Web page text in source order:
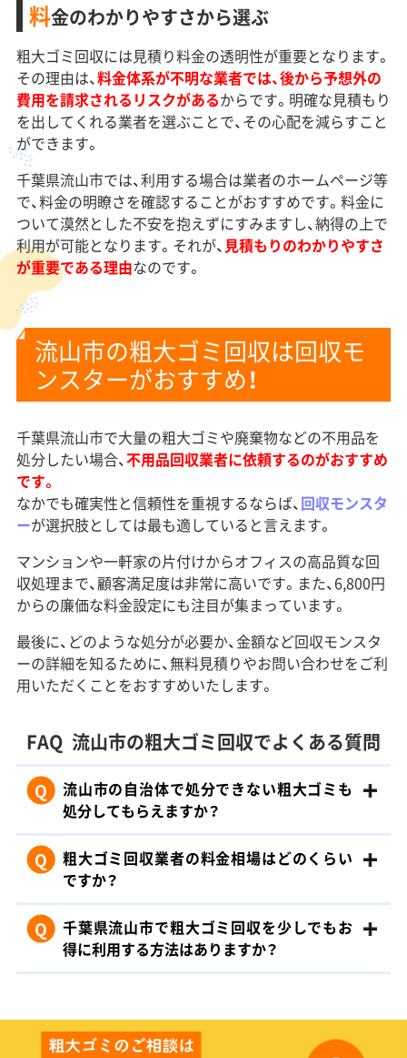
料金のわかりやすさから選ぶ
粗大ゴミ回収には見積り料金の透明性が重要となります。
その理由は、料金体系が不明な業者では、後から予想外の
費用を請求されるリスクがあるからです。明確な見積もり
を出してくれる業者を選ぶことで、その心配を減らすこと
ができます。
千葉県流山市では、利用する場合は業者のホームページ等
で、料金の明瞭さを確認することがおすすめです。料金に
ついて漠然とした不安を抱えずにすみますし、納得の上で
利用が可能となります。それが、 見積もりのわかりやすさ
が重要である理由なのです。
流山市の粗大ゴミ回収は回収モ
ンスターがおすすめ！
千葉県流山市で大量の粗大ゴミや廃棄物などの不用品を
処分したい場合、不用品回収業者に依頼するのがおすすめ
です。
なかでも確実性と信頼性を重視するならば、回収モンスタ
ーが選択肢としては最も適していると言えます。
マンションや一軒家の片付けからオフィスの高品質な回
収処理まで、顧客満足度は非常に高いです。また、6,800円
からの廉価な料金設定にも注目が集まっています。
最後に、どのような処分が必要か、金額など回収モンスタ
ーの詳細を知るために、無料見積りやお問い合わせをご利
用いただくことをおすすめいたします。
FAQ 流山市の粗大ゴミ回収でよくある質問
Q
流山市の自治体で処分できない粗大ゴミも
処分してもらえますか？
Q
粗大ゴミ回収業者の料金相場はどのくらい
ですか？
Q
千葉県流山市で粗大ゴミ回収を少しでもお
得に利用する方法はありますか？